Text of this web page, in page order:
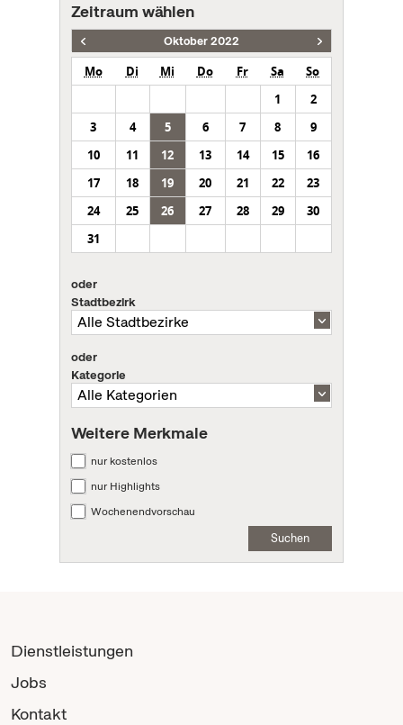
Zeitraum wählen
Oktober 2022
Mo Di Mi Do Fr Sa
So
1
2
3
4 5 6 7 8
9
10
11 12 13 14 15
16
17
18 19 20 21 22
23
24
25 26 27 28 29
30
31
oder
Stadtbezirk
oder
Kategorie
Weitere Merkmale
nur kostenlos
nur Highlights
Wochenendvorschau
Suchen
Dienstleistungen
Jobs
Kontakt